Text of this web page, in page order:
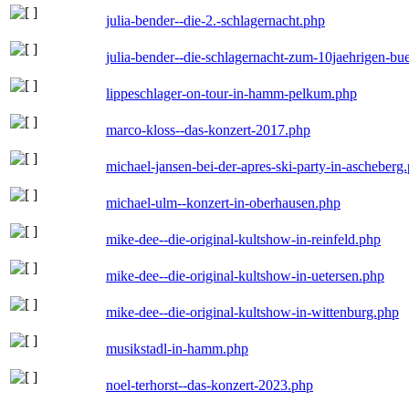
julia-bender--die-2.-schlagernacht.php
julia-bender--die-schlagernacht-zum-10jaehrigen-
lippeschlager-on-tour-in-hamm-pelkum.php
marco-kloss--das-konzert-2017.php
michael-jansen-bei-der-apres-ski-party-in-
michael-ulm--konzert-in-oberhausen.php
mike-dee--die-original-kultshow-in-reinfeld.php
mike-dee--die-original-kultshow-in-uetersen.php
mike-dee--die-original-kultshow-in-wittenburg.php
musikstadl-in-hamm.php
noel-terhorst--das-konzert-2023.php